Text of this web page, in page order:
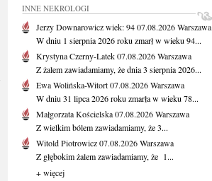
INNE NEKROLOGI
Jerzy Downarowiczwiek: 9407.08.2026Warszawa
W dniu 1 sierpnia 2026 roku zmarł w wieku 94...
Krystyna Czerny-Latek07.08.2026Warszawa
Z żalem zawiadamiamy, że dnia 3 sierpnia 2026...
Ewa Wolińska-Witort07.08.2026Warszawa
W dniu 31 lipca 2026 roku zmarła w wieku 78...
Małgorzata Kościelska07.08.2026Warszawa
Z wielkim bólem zawiadamiamy, że 3...
Witold Piotrowicz07.08.2026Warszawa
Z głębokim żalem zawiadamiamy, że 1...
+ więcej